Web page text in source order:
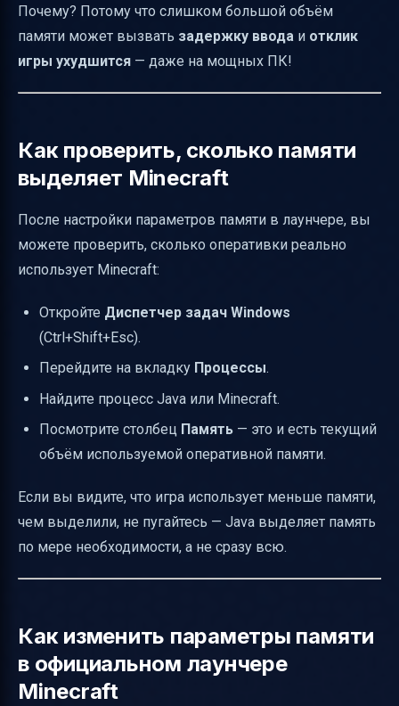
Почему? Потому что слишком большой объём
памяти может вызвать задержку ввода и отклик
игры ухудшится — даже на мощных ПК!
Как проверить, сколько памяти
выделяет Minecraft
После настройки параметров памяти в лаунчере, вы
можете проверить, сколько оперативки реально
использует Minecraft:
Откройте Диспетчер задач Windows
(Ctrl+Shift+Esc).
Перейдите на вкладку Процессы.
Найдите процесс Java или Minecraft.
Посмотрите столбец Память — это и есть текущий
объём используемой оперативной памяти.
Если вы видите, что игра использует меньше памяти,
чем выделили, не пугайтесь — Java выделяет память
по мере необходимости, а не сразу всю.
Как изменить параметры памяти
в официальном лаунчере
Minecraft